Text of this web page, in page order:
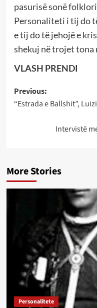
pasurisë sonë
Personaliteti i tij do
e tij do të jehojë e
shekuj në trojet tona
VLASH PRENDI
Post
navigation
Previous:
“Estrada e Ballshit”,
Intervistë
More Stories
Personalitete